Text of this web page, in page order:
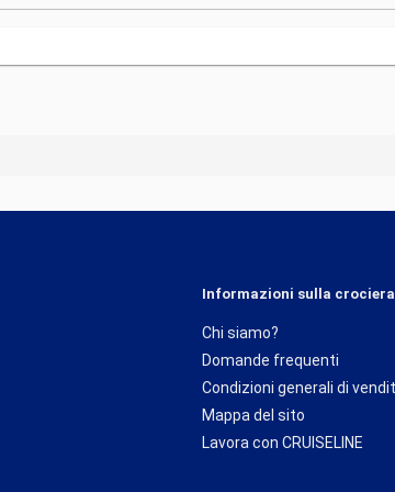
Informazioni sulla crociera
Chi siamo?
Domande frequenti
Condizioni generali di
Mappa del sito
Lavora con CRUISELINE